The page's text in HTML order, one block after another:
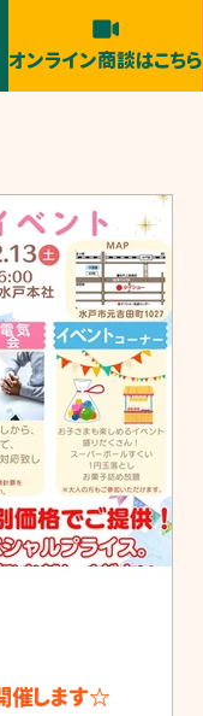
オンライン商談はこちら
催します☆